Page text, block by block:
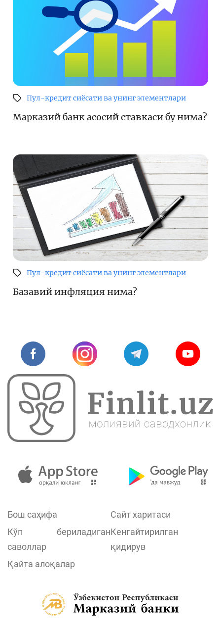
Пул-кредит сиёсати ва унинг элементлари
Марказий банк асосий ставкаси бу нима?
Пул-кредит сиёсати ва унинг элементлари
Базавий инфляция нима?
Бош саҳифа
Сайт харитаси
Кўп бериладиган
саволлар
Кенгайтирилган
қидирув
Қайта алоқалар